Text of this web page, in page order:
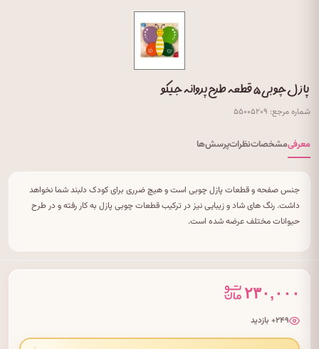
پازل چوبی ۵ قطعه طرح پروانه جیکو
شماره مرجع: ۵۵۰۰۵۲۰۹
معرفیمشخصاتنظراتپرسش‌ها
جنس صفحه و قطعات پازل چوبی است و هیچ ضرری برای کودک دلبند شما نخواهد
داشت. رنگ های شاد و زیبایی نیز در ترکیب قطعات چوبی پازل به کار رفته و در طرح
حیوانات مختلف عرضه شده است.
۲۳۰,۰۰۰
۲۴۹+ بازدید